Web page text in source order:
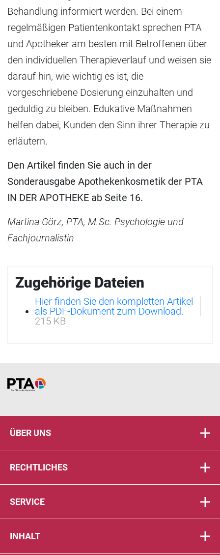
Behandlung informiert werden. Bei einem
regelmäßigen Patientenkontakt sprechen PTA
und Apotheker am besten mit Betroffenen über
den individuellen Therapieverlauf und weisen sie
darauf hin, wie wichtig es ist, die
vorgeschriebene Dosierung einzuhalten und
geduldig zu bleiben. Edukative Maßnahmen
helfen dabei, Kunden den Sinn ihrer Therapie zu
erläutern.
Den Artikel finden Sie auch in der
Sonderausgabe Apothekenkosmetik der PTA
IN DER APOTHEKE ab Seite 16.
Martina Görz, PTA, M.Sc. Psychologie und
Fachjournalistin
Zugehörige Dateien
Hier finden Sie den kompletten Artikel
als PDF-Dokument zum Download.
215 KB
Home
ÜBER UNS
RECHTLICHES
SERVICE
INHALT